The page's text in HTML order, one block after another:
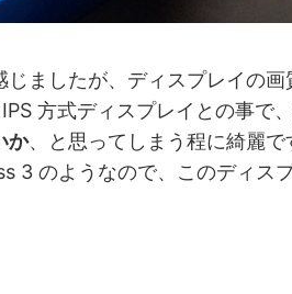
ましたが、ディスプレイの画
方式ディスプレイとの事で
か、と思ってしまう程に綺麗で
3 のようなので、このディス